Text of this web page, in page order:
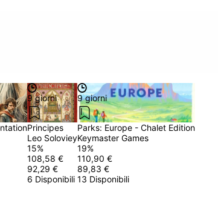
9 giorni
Principes
Leo Soloviey
15%
108,58 €
92,29 €
6 Disponibili
9 giorni
Parks: Europe - Chalet Edition
Keymaster Games
19%
110,90 €
89,83 €
13 Disponibili